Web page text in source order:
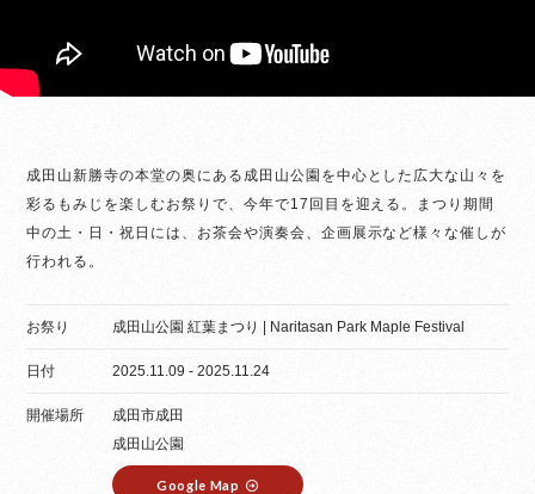
成田山新勝寺の本堂の奥にある成田山公園を中心とした広大な山々を
彩るもみじを楽しむお祭りで、今年で17回目を迎える。まつり期間
中の土・日・祝日には、お茶会や演奏会、企画展示など様々な催しが
行われる。
お祭り 成田山公園 紅葉まつり | Naritasan Park Maple Festival
日付 2025.11.09 - 2025.11.24
開催場所
成田市成田
成田山公園
Google Map